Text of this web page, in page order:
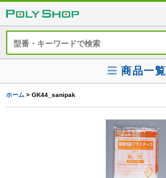
商品一覧
ホーム > GK44_sanipak